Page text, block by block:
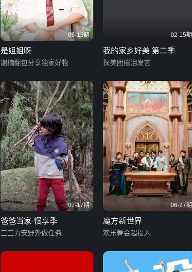
05-13期
是姐姐呀
谢楠翻包分享独家好物
02-15期
我的家乡好美 第二季
探美团催泪发言
07-17期
爸爸当家·慢享季
三三力安野外做任务
06-27期
魔方新世界
欢乐舞会超投入